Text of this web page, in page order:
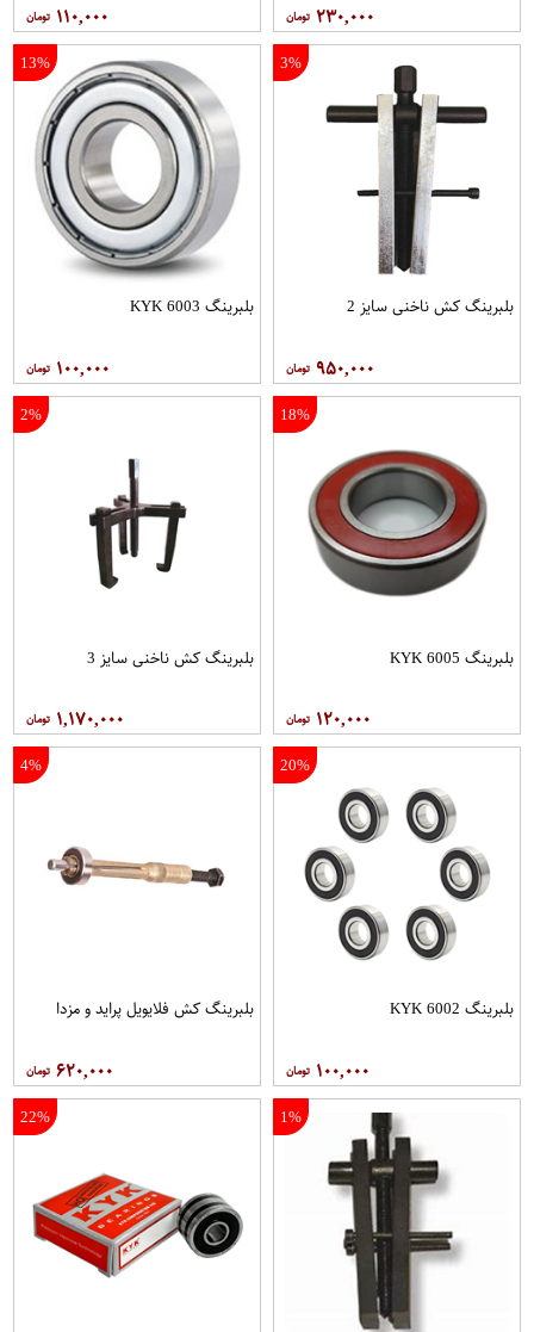
۲۳۰,۰۰۰ ۱۱۰,۰۰۰
3%
بلبرینگ کش ناخنی سایز 2
۹۵۰,۰۰۰
13%
بلبرینگ 6003 KYK
۱۰۰,۰۰۰
18%
بلبرینگ 6005 KYK
۱۲۰,۰۰۰
2%
بلبرینگ کش ناخنی سایز 3
۱,۱۷۰,۰۰۰
20%
بلبرینگ 6002 KYK
۱۰۰,۰۰۰
4%
بلبرینگ کش فلایویل پراید و مزدا
۶۲۰,۰۰۰
1%
22%